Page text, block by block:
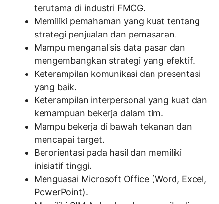
terutama di industri FMCG.
Memiliki pemahaman yang kuat tentang
strategi penjualan dan pemasaran.
Mampu menganalisis data pasar dan
mengembangkan strategi yang efektif.
Keterampilan komunikasi dan presentasi
yang baik.
Keterampilan interpersonal yang kuat dan
kemampuan bekerja dalam tim.
Mampu bekerja di bawah tekanan dan
mencapai target.
Berorientasi pada hasil dan memiliki
inisiatif tinggi.
Menguasai Microsoft Office (Word, Excel,
PowerPoint).